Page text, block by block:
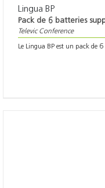
Lingua BP
Pack de 6 batteries
Televic Conference
Le Lingua BP est un pack de